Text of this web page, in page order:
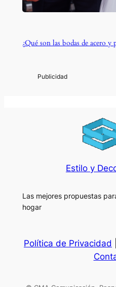
¿Qué son las bodas de acero y
Estilo y
Las mejores propuestas
hogar
Política de Privacidad